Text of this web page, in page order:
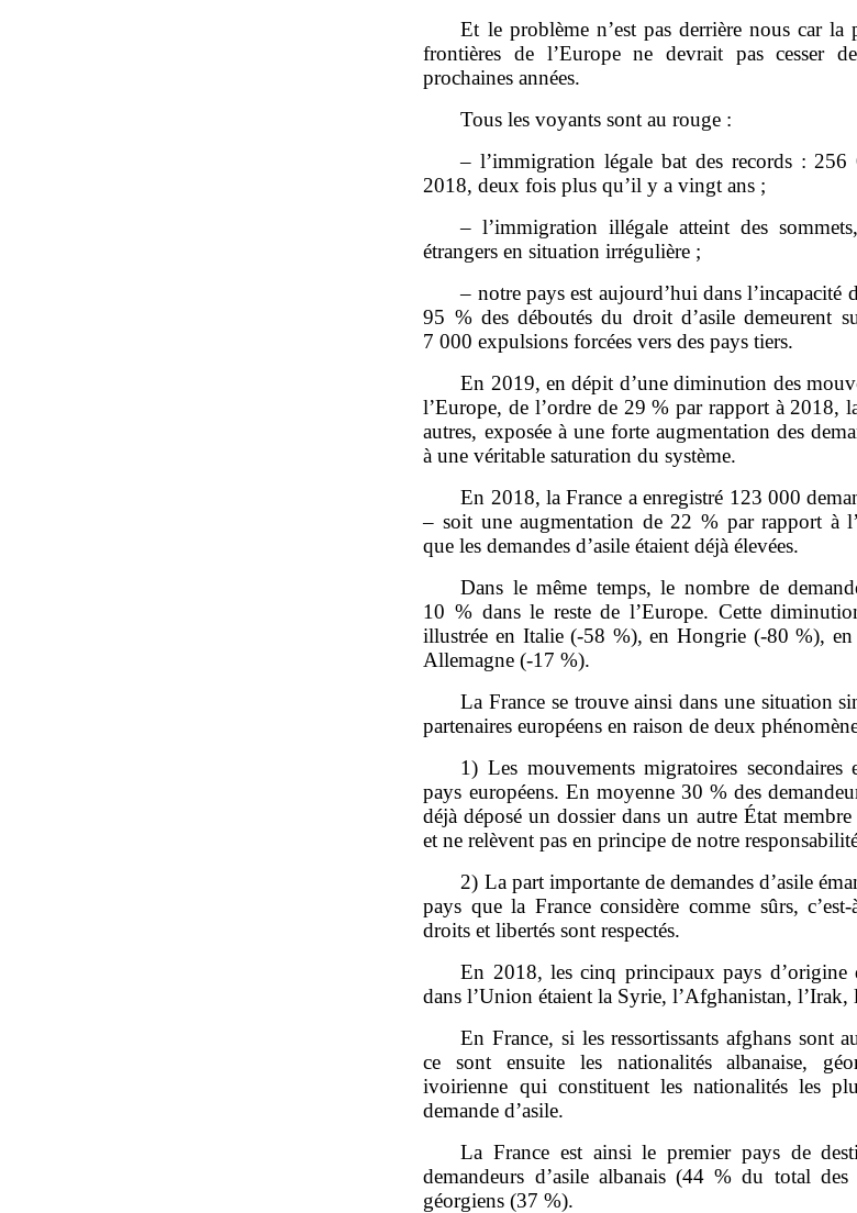
Et le problème n’est pas derrière nous car la
frontières de l’Europe ne devrait pas cesser
prochaines années.
Tous les voyants sont au rouge :
– l’immigration légale bat des records :
2018, deux fois plus qu’il y a vingt ans ;
– l’immigration illégale atteint des
étrangers en situation irrégulière ;
– notre pays est aujourd’hui dans l’incapacité
95 % des déboutés du droit d’asile demeurent
7 000 expulsions forcées vers des pays tiers.
En 2019, en dépit d’une diminution des
l’Europe, de l’ordre de 29 % par rapport à 2018,
autres, exposée à une forte augmentation des
à une véritable saturation du système.
En 2018, la France a enregistré 123 000
– soit une augmentation de 22 % par rapport à
que les demandes d’asile étaient déjà élevées.
Dans le même temps, le nombre de
10 % dans le reste de l’Europe. Cette
illustrée en Italie (‑58 %), en Hongrie (‑80 %),
Allemagne (‑17 %).
La France se trouve ainsi dans une situation
partenaires européens en raison de deux
1) Les mouvements migratoires secondaires
pays européens. En moyenne 30 % des
déjà déposé un dossier dans un autre État
et ne relèvent pas en principe de notre
2) La part importante de demandes d’asile
pays que la France considère comme sûrs,
droits et libertés sont respectés.
En 2018, les cinq principaux pays d’origine
dans l’Union étaient la Syrie, l’Afghanistan, l’Irak,
En France, si les ressortissants afghans sont
ce sont ensuite les nationalités albanaise,
ivoirienne qui constituent les nationalités les
demande d’asile.
La France est ainsi le premier pays de
demandeurs d’asile albanais (44 % du total
géorgiens (37 %).